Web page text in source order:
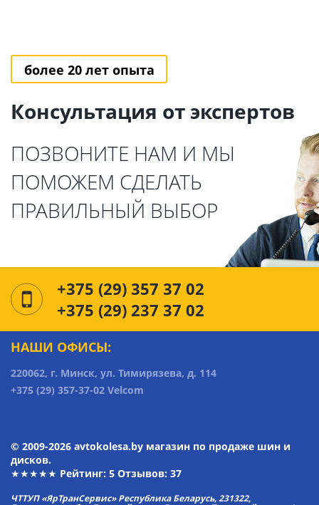
более 20 лет опыта
Консультация от экспертов
ПОЗВОНИТЕ НАМ И МЫ
ПОМОЖЕМ СДЕЛАТЬ
ПРАВИЛЬНЫЙ ВЫБОР
+375 (29) 357 37 02
+375 (29) 237 37 02
НАШИ ОФИСЫ:
220062, г. Минск, ул. Тимирязева, д. 114
+375 (29) 357-37-02 Velcom
© 2009-2026 avtokolesa.by магазин по продаже шин и
дисков.
★★★★★ Рейтинг: 5 Отзывов: 37
ЧТТУП «ЯрТранСервис» Республика Беларусь, 231322,